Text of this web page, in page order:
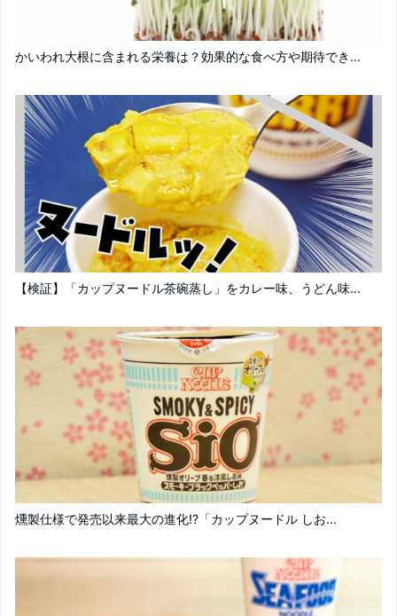
かいわれ大根に含まれる栄養は？効果的な食べ方や期待でき...
【検証】「カップヌードル茶碗蒸し」をカレー味、うどん味...
燻製仕様で発売以来最大の進化!?「カップヌードル しお...